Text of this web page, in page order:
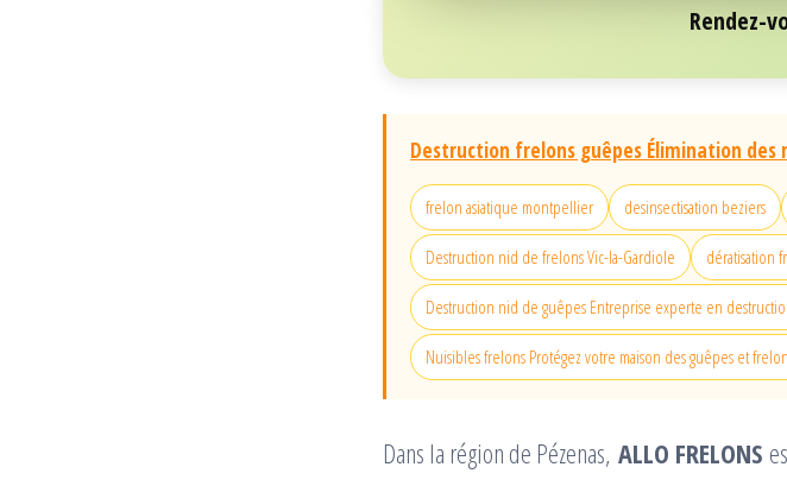
Rendez-
Destruction frelons guêpes Élimination
frelon asiatique montpellier desinsectisation beziers
Destruction nid de frelons Vic-la-Gardiole dératisation
Destruction nid de guêpes Entreprise experte en
Nuisibles frelons Protégez votre maison des guêpes et frelons
Dans la région de Pézenas, ALLO FRELONS